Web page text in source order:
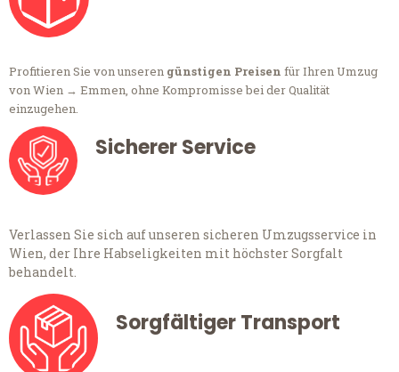
Profitieren Sie von unseren günstigen Preisen für Ihren Umzug
von Wien → Emmen, ohne Kompromisse bei der Qualität
einzugehen.
Sicherer Service
Verlassen Sie sich auf unseren sicheren Umzugsservice in
Wien, der Ihre Habseligkeiten mit höchster Sorgfalt
behandelt.
Sorgfältiger Transport